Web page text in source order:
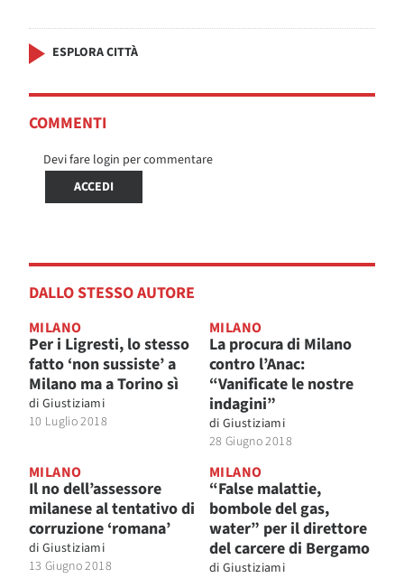
ESPLORA CITTÀ
COMMENTI
Devi fare login per commentare
ACCEDI
DALLO STESSO AUTORE
MILANO
Per i Ligresti, lo stesso
fatto ‘non sussiste’ a
Milano ma a Torino sì
di Giustiziami
10 Luglio 2018
MILANO
La procura di Milano
contro l’Anac:
“Vanificate le nostre
indagini”
di Giustiziami
28 Giugno 2018
MILANO
Il no dell’assessore
milanese al tentativo di
corruzione ‘romana’
di Giustiziami
13 Giugno 2018
MILANO
“False malattie,
bombole del gas,
water” per il direttore
del carcere di Bergamo
di Giustiziami